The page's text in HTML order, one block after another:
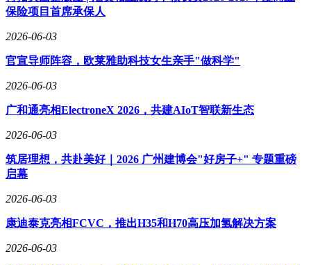
保险项目首席承保人
2026-06-03
官宣导师阵容，欧莱雅助科技女生亲手"做科学"
2026-06-03
广和通亮相ElectroneX 2026，共建AIoT智联新生态
2026-06-03
筑居理想，共赴美好｜2026 广州建博会"好房子+" 专题重磅
启幕
2026-06-03
康迪泰克亮相FCVC，推出H35和H70高压加氢解决方案
2026-06-03